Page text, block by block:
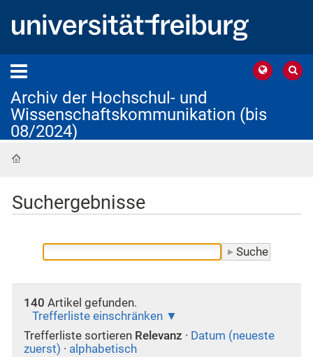
Archiv der Hochschul- und
Wissenschaftskommunikation (bis
08/2024)
Suchergebnisse
140 Artikel gefunden.
Trefferliste einschränken
Trefferliste sortieren Relevanz · Datum (neueste
zuerst) · alphabetisch